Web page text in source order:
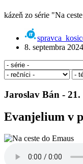
kázeň zo série "Na
8. septembra 2024
Jaroslav Bán -
Evanjelium v